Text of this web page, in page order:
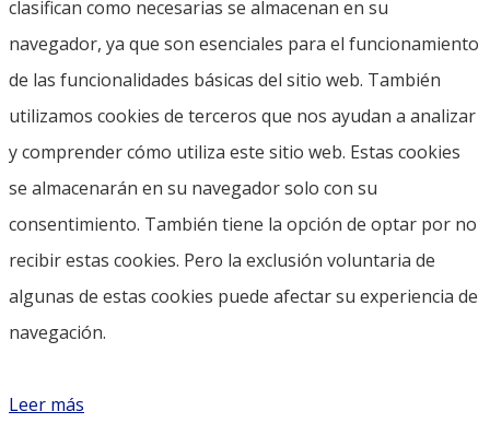
clasifican como necesarias se almacenan en su
navegador, ya que son esenciales para el funcionamiento
de las funcionalidades básicas del sitio web. También
utilizamos cookies de terceros que nos ayudan a analizar
y comprender cómo utiliza este sitio web. Estas cookies
se almacenarán en su navegador solo con su
consentimiento. También tiene la opción de optar por no
recibir estas cookies. Pero la exclusión voluntaria de
algunas de estas cookies puede afectar su experiencia de
navegación.
Leer más